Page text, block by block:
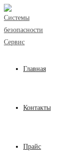
Перейти
к
содержимому
Главная
Контакты
Прайс